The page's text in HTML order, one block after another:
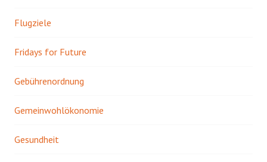
Flugziele
Fridays for Future
Gebührenordnung
Gemeinwohlökonomie
Gesundheit